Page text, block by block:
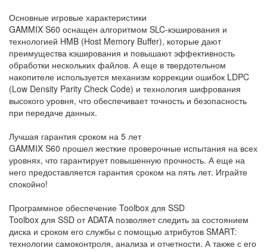
Основные игровые характеристики
GAMMIX S60 оснащен алгоритмом SLC-кэширования и
технологией HMB (Host Memory Buffer), которые дают
преимущества кэширования и повышают эффективность
обработки нескольких файлов. А еще в твердотельном
накопителе используется механизм коррекции ошибок LDPC
(Low Density Parity Check Code) и технология шифрования
высокого уровня, что обеспечивает точность и безопасность
при передаче данных.
Лучшая гарантия сроком на 5 лет
GAMMIX S60 прошел жесткие проверочные испытания на всех
уровнях, что гарантирует повышенную прочность. А еще на
него предоставляется гарантия сроком на пять лет. Играйте
спокойно!
Программное обеспечение Toolbox для SSD
Toolbox для SSD от ADATA позволяет следить за состоянием
диска и сроком его службы с помощью атрибутов SMART:
технологии самоконтроля, анализа и отчетности. А также с его